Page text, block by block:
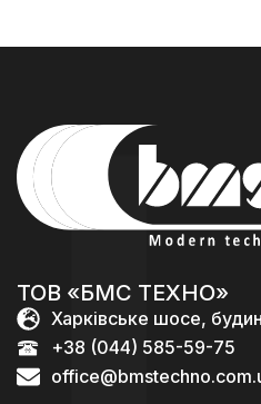
ТОВ «БМС ТЕХНО»
Харківське шосе,
+38 (044) 585-59-75